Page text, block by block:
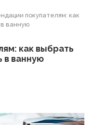
покупателям: как
ванную
как выбрать
в ванную